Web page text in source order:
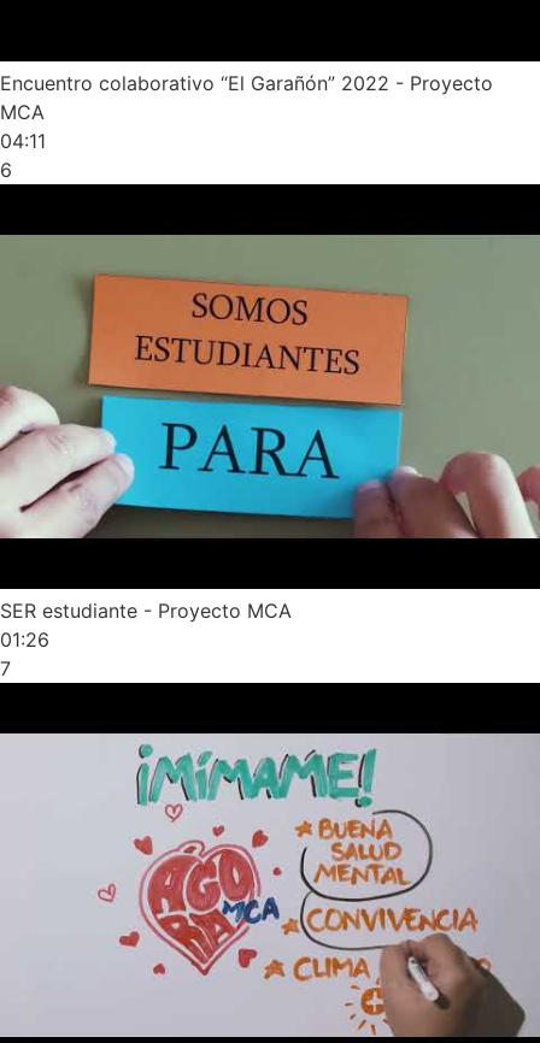
Encuentro colaborativo “El Garañón” 2022 - Proyecto
MCA
04:11
6
SER estudiante - Proyecto MCA
01:26
7